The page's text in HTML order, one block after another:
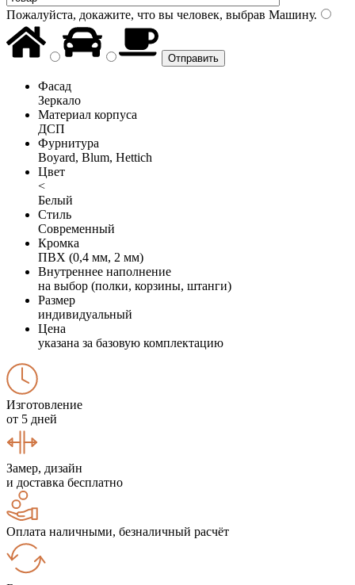
Пожалуйста, докажите, что вы человек, выбрав Машину.
Фасад
Зеркало
Материал корпуса
ДСП
Фурнитура
Boyard, Blum, Hettich
Цвет
<
Белый
Стиль
Современный
Кромка
ПВХ (0,4 мм, 2 мм)
Внутреннее наполнение
на выбор (полки, корзины, штанги)
Размер
индивидуальный
Цена
указана за базовую комплектацию
Изготовление
от 5 дней
Замер, дизайн
и доставка бесплатно
Оплата наличными, безналичный расчёт